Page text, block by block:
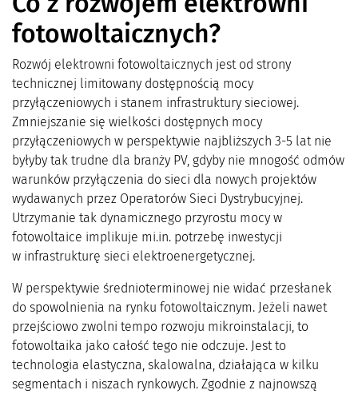
fotowoltaicznych?
Rozwój elektrowni fotowoltaicznych jest od strony
technicznej limitowany dostępnością mocy
przyłączeniowych i stanem infrastruktury sieciowej.
Zmniejszanie się wielkości dostępnych mocy
przyłączeniowych w perspektywie najbliższych 3-5 lat nie
byłyby tak trudne dla branży PV, gdyby nie mnogość odmów
warunków przyłączenia do sieci dla nowych projektów
wydawanych przez Operatorów Sieci Dystrybucyjnej.
Utrzymanie tak dynamicznego przyrostu mocy w
fotowoltaice implikuje mi.in. potrzebę inwestycji
w infrastrukturę sieci elektroenergetycznej.
W perspektywie średnioterminowej nie widać przesłanek
do spowolnienia na rynku fotowoltaicznym. Jeżeli nawet
przejściowo zwolni tempo rozwoju mikroinstalacji, to
fotowoltaika jako całość tego nie odczuje. Jest to
technologia elastyczna, skalowalna, działająca w kilku
segmentach i niszach rynkowych. Zgodnie z najnowszą